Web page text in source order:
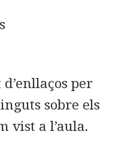
per
sobre els
vist a l’aula.